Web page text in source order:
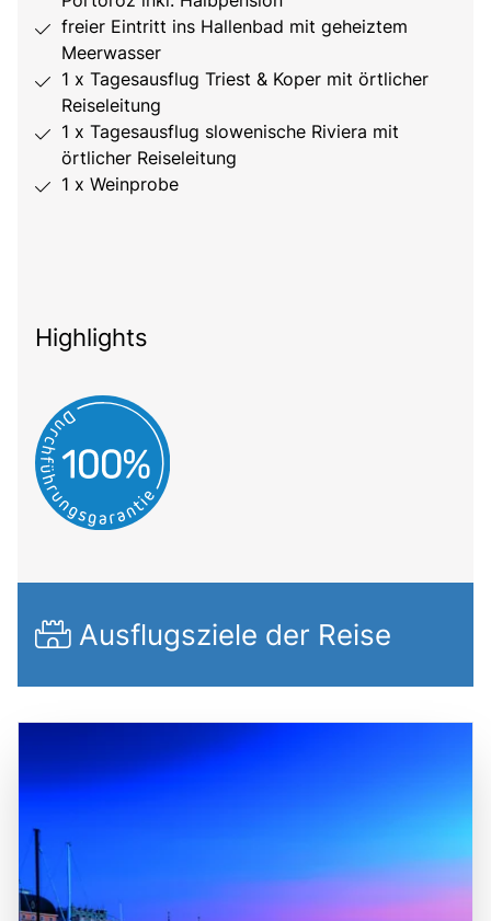
freier Eintritt ins Hallenbad mit geheiztem
Meerwasser
1 x Tagesausflug Triest & Koper mit örtlicher
Reiseleitung
1 x Tagesausflug slowenische Riviera mit
örtlicher Reiseleitung
1 x Weinprobe
Highlights
Ausflugsziele der Reise